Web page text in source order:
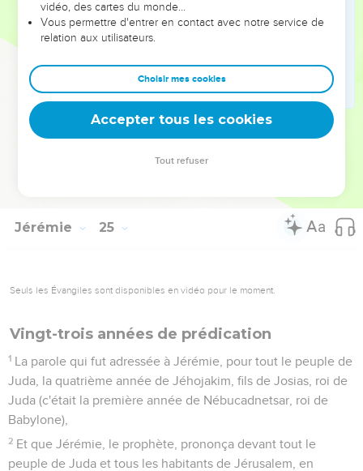
Sédécias, roi de Juda, et ses princes, et le reste de
Jérusalem, ceux qui sont restés dans ce pays, et ceux qui
habitent dans le pays d'Égypte.
Et je les livrerai pour être agités et maltraités par tous les
royaumes de la terre, et pour être en opprobre, en proverbe,
en risée, et en malédiction, dans tous les lieux où je les aurai
chassés.
Et j'enverrai sur eux l'épée, la famine et la peste, jusqu'à
Jérémie 25
Seuls les Évangiles sont disponibles en vidéo pour le moment.
Vingt-trois années de prédication
1 La parole qui fut adressée à Jérémie, pour tout le peuple de
Juda, la quatrième année de Jéhojakim, fils de Josias, roi de
Juda (c'était la première année de Nébucadnetsar, roi de
Babylone),
2 Et que Jérémie, le prophète, prononça devant tout le
peuple de Juda et tous les habitants de Jérusalem, en
vidéo, des cartes du monde…
Vous permettre d'entrer en contact avec notre service de
relation aux utilisateurs.
Choisir mes cookies
Accepter tous les cookies
Tout refuser